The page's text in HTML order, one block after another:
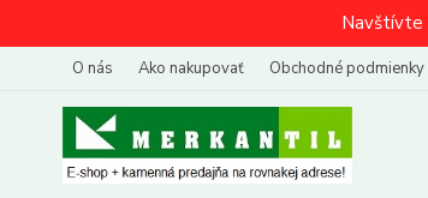
Navštívte
O nás Ako nakupovať Obchodné podmienky